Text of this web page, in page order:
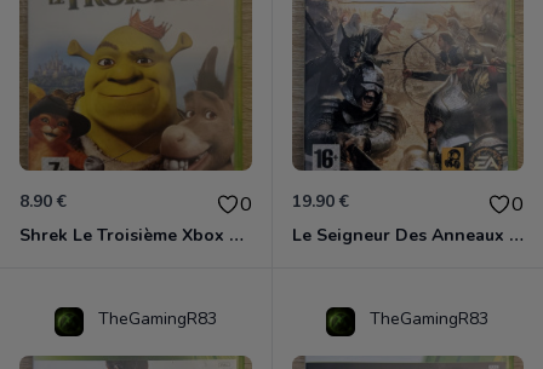
8.90 € 0
Shrek Le Troisième Xbox 360
19.90 € 0
Le Seigneur Des Anneaux - L'âge Des Conquêtes Xbox 360
TheGamingR83 TheGamingR83